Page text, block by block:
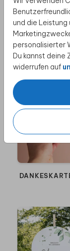
und die Leistung
personalisierter
Du kannst deine
widerrufen auf